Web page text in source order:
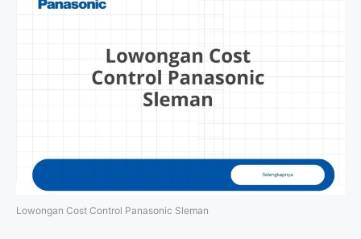
Lowongan Cost Control Panasonic Sleman